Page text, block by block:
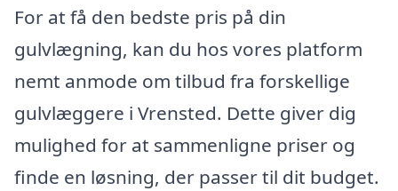
For at få den bedste pris på din
gulvlægning, kan du hos vores platform
nemt anmode om tilbud fra forskellige
gulvlæggere i Vrensted. Dette giver dig
mulighed for at sammenligne priser og
finde en løsning, der passer til dit budget.